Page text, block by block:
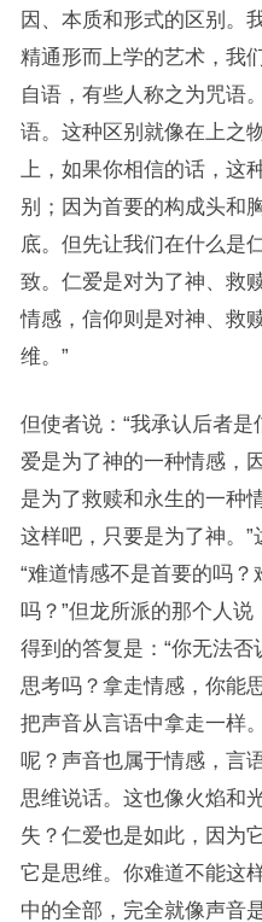
因、本质和形式的区别。
精通形而上学的艺术，我
自语，有些人称之为咒语
语。这种区别就像在上之
上，如果你相信的话，这
别；因为首要的构成头和
底。但先让我们在什么是
致。仁爱是对为了神、救
情感，信仰则是对神、救
维。”
但使者说：“我承认后者
爱是为了神的一种情感，
是为了救赎和永生的一种
这样吧，只要是为了神。”
“难道情感不是首要的吗
吗？”但龙所派的那个人说
得到的答复是：“你无法
思考吗？拿走情感，你能
把声音从言语中拿走一样
呢？声音也属于情感，言
思维说话。这也像火焰和
失？仁爱也是如此，因为
它是思维。你难道不能这
中的全部，完全就像声音